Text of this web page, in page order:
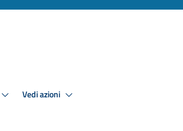
Vedi azioni